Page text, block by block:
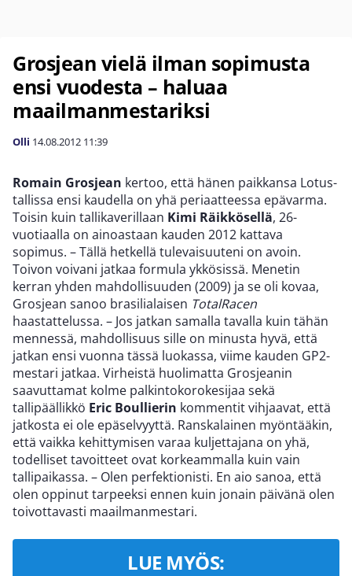
Grosjean vielä ilman sopimusta
ensi vuodesta – haluaa
maailmanmestariksi
Olli 14.08.2012 11:39
Romain Grosjean kertoo, että hänen paikkansa Lotus-
tallissa ensi kaudella on yhä periaatteessa epävarma.
Toisin kuin tallikaverillaan Kimi Räikkösellä, 26-
vuotiaalla on ainoastaan kauden 2012 kattava
sopimus. – Tällä hetkellä tulevaisuuteni on avoin.
Toivon voivani jatkaa formula ykkösissä. Menetin
kerran yhden mahdollisuuden (2009) ja se oli kovaa,
Grosjean sanoo brasilialaisen TotalRacen
haastattelussa. – Jos jatkan samalla tavalla kuin tähän
mennessä, mahdollisuus sille on minusta hyvä, että
jatkan ensi vuonna tässä luokassa, viime kauden GP2-
mestari jatkaa. Virheistä huolimatta Grosjeanin
saavuttamat kolme palkintokorokesijaa sekä
tallipäällikkö Eric Boullierin kommentit vihjaavat, että
jatkosta ei ole epäselvyyttä. Ranskalainen myöntääkin,
että vaikka kehittymisen varaa kuljettajana on yhä,
todelliset tavoitteet ovat korkeammalla kuin vain
tallipaikassa. – Olen perfektionisti. En aio sanoa, että
olen oppinut tarpeeksi ennen kuin jonain päivänä olen
toivottavasti maailmanmestari.
LUE MYÖS: